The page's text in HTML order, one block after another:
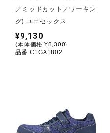
アウトドア／レイン
サポーター
ジュニア／キッズ
／ミッドカット／ワーキン
グ) ユニセックス
¥9,130
(本体価格 ¥8,300)
品番 C1GA1802